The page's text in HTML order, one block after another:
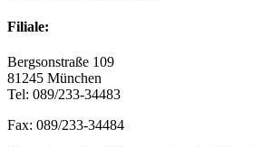
Filiale:
Bergsonstraße 109
81245 München
Tel: 089/233-34483
Fax: 089/233-34484